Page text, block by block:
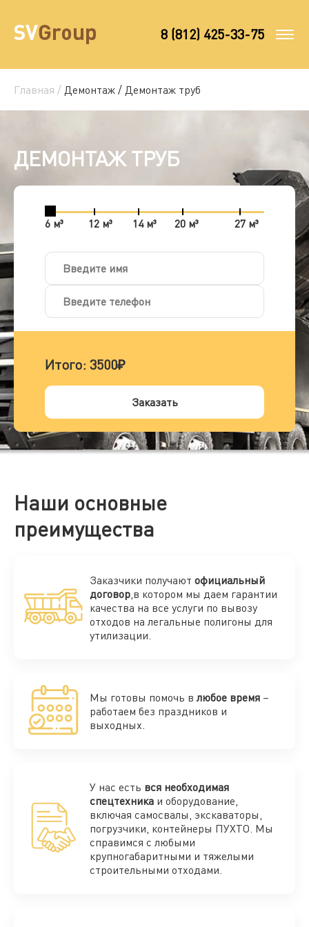
8 (812) 425-33-75
Главная / Демонтаж / Демонтаж труб
ДЕМОНТАЖ ТРУБ
6 м³ 12 м³ 14 м³ 20 м³ 27 м³
Итого: 3500₽
Заказать
Наши основные
преимущества
Заказчики получают официальный
договор,в котором мы даем гарантии
качества на все услуги по вывозу
отходов на легальные полигоны для
утилизации.
Мы готовы помочь в любое время –
работаем без праздников и
выходных.
У нас есть вся необходимая
спецтехника и оборудование,
включая самосвалы, экскаваторы,
погрузчики, контейнеры ПУХТО. Мы
справимся с любыми
крупногабаритными и тяжелыми
строительными отходами.